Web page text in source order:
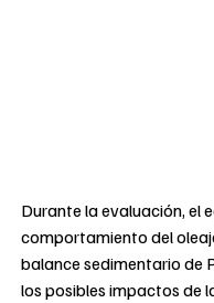
Durante la evaluación, el
comportamiento del
balance sedimentario de
los posibles impactos de